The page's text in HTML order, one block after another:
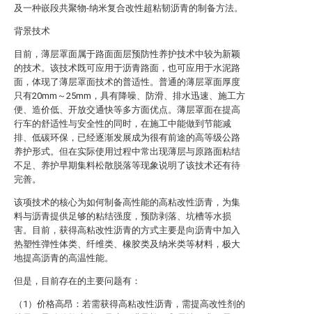
及一种嵌段共聚物-纳米复合改性超粘韧沥青的制备方法。
背景技术
目前，薄层罩面属于路面面层预防性养护技术中较为新颖
的技术。该技术既可应用于沥青路面，也可应用于水泥路
面，体现了薄层罩面技术的普适性。普通的薄层罩面厚度
只有20mm～25mm，具有降噪、防滑、排水迅速、施工方
便、造价低、开放交通快等多方面优点。薄层罩面在提高
行车的舒适性与安全性的同时，在施工中能做到节能减
排、低碳环保，已经逐渐发展成为很有前途的高等级公路
养护形式。但在实际使用过程中常出现薄层与原路面粘结
不足、养护早期集料松散脱落等现象说明了该技术还有待
完善。
该项技术的核心为如何制备高性能的高粘改性沥青，为集
料与沥青提供足够的粘结强度，预防剥落、坑槽等水损
害。目前，获得高粘改性沥青的方式主要是向沥青中加入
热塑性弹性体类、纤维类、橡胶类及纳米类等材料，极大
地提高沥青的高温性能。
但是，目前存在的主要问题有：
（1）价格高昂：若需获得高粘改性沥青，需提高改性剂的